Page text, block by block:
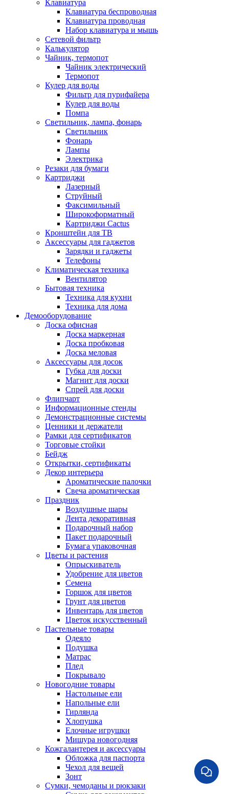
Клавиатура
Клавиатура беспроводная
Клавиатура проводная
Набор клавиатура и мышь
Сетевой фильтр
Калькулятор
Чайник, термопот
Чайник электрический
Термопот
Кулер для воды
Фильтр для пурифайера
Кулер для воды
Помпа
Светильник, лампа, фонарь
Светильник
Фонарь
Лампы
Электрика
Резаки для бумаги
Картриджи
Лазерный
Струйный
Факсимильный
Широкоформатный
Картриджи Cactus
Кронштейн для ТВ
Аксессуары для гаджетов
Зарядки и гаджеты
Телефоны
Климатическая техника
Вентилятор
Бытовая техника
Техника для кухни
Техника для дома
Демооборудование
Доска офисная
Доска маркерная
Доска пробковая
Доска меловая
Аксессуары для досок
Губка для доски
Магнит для доски
Спрей для доски
Флипчарт
Информационные стенды
Демонстрационные системы
Ценники и держатели
Рамки для сертификатов
Торговые стойки
Бейдж
Открытки, сертификаты
Декор интерьера
Ароматические палочки
Свеча ароматическая
Праздник
Воздушные шары
Лента декоративная
Подарочный набор
Пакет подарочный
Бумага упаковочная
Цветы и растения
Опрыскиватель
Удобрение для цветов
Семена
Горшок для цветов
Грунт для цветов
Инвентарь для цветов
Цветок искусственный
Пастельные товары
Одеяло
Подушка
Матрас
Плед
Покрывало
Новогодние товары
Настольные ели
Напольные ели
Гирлянда
Хлопушка
Елочные игрушки
Мишура новогодняя
Кожгалантерея и аксессуары
Обложка для паспорта
Чехол для вещей
Зонт
Сумки, чемоданы и рюкзаки